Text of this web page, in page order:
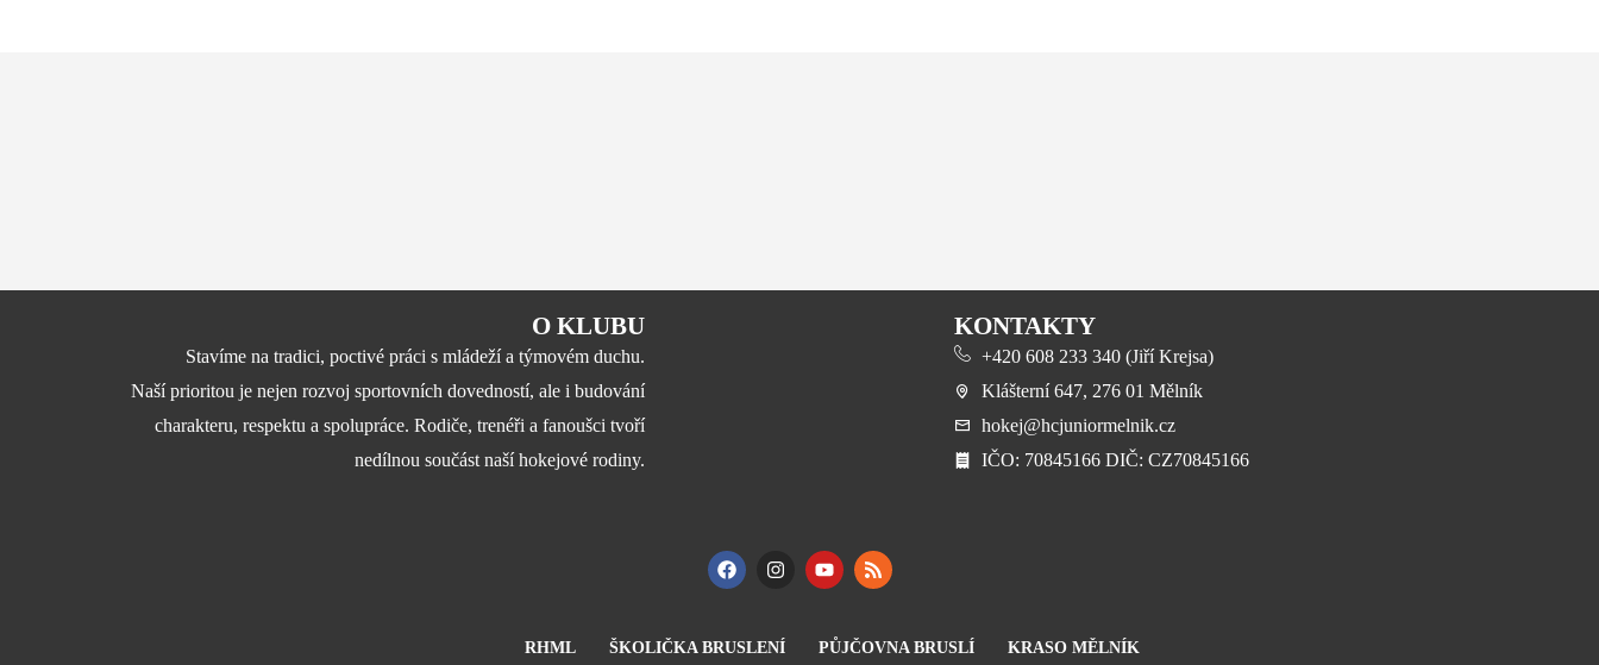
O KLUBU
Stavíme na tradici, poctivé práci s mládeží a týmovém duchu.
Naší prioritou je nejen rozvoj sportovních dovedností, ale i budování
charakteru, respektu a spolupráce. Rodiče, trenéři a fanoušci tvoří
nedílnou součást naší hokejové rodiny.
KONTAKTY
+420 608 233 340 (Jiří Krejsa)
Klášterní 647, 276 01 Mělník
hokej@hcjuniormelnik.cz
​IČO: 70845166 DIČ: CZ70845166
RHML ŠKOLIČKA BRUSLENÍ PŮJČOVNA BRUSLÍ KRASO MĚLNÍK